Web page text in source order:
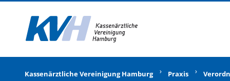
Kassenärztliche Vereinigung Hamburg Praxis